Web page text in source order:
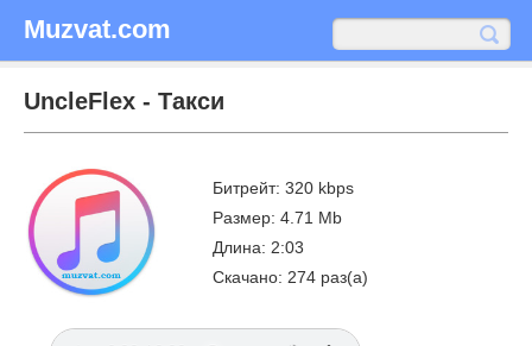
Muzvat.com
UncleFlex - Такси
Битрейт: 320 kbps
Размер: 4.71 Mb
Длина: 2:03
Скачано: 274 раз(а)